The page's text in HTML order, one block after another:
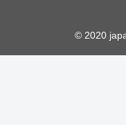
© 2020